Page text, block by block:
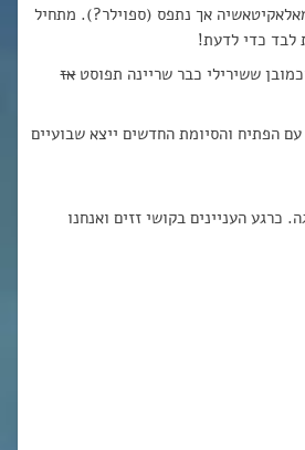
אך נתפס (ספוילר?). מתחיל
אז
הפתיח והסיומת החדשים ייצא שבועיים
העניינים בקושי זזים ואנחנו